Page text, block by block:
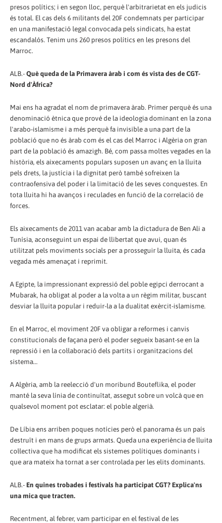
presos polítics; i en segon lloc, perquè l'arbitrarietat en els judicis
és total. El cas dels 6 militants del 20F condemnats per participar
en una manifestació legal convocada pels sindicats, ha estat
escandalós. Tenim uns 260 presos polítics en les presons del
Marroc.
ALB.-Què queda de la Primavera àrab i com és vista des de CGT-
Nord d'Àfrica?
Mai ens ha agradat el nom de primavera àrab. Primer perquè és una
denominació ètnica que prové de la ideologia dominant en la zona
l'arabo-islamisme i a més perquè fa invisible a una part de la
població que no és àrab com és el cas del Marroc i Algèria on gran
part de la població és amazigh. Bé, com passa moltes vegades en la
història, els aixecaments populars suposen un avanç en la lluita
pels drets, la justícia i la dignitat però també sofreixen la
contraofensiva del poder i la limitació de les seves conquestes. En
tota lluita hi ha avanços i reculades en funció de la correlació de
forces.
Els aixecaments de 2011 van acabar amb la dictadura de Ben Ali a
Tunísia, aconseguint un espai de llibertat que avui, quan és
utilitzat pels moviments socials per a prosseguir la lluita, és cada
vegada més amenaçat i reprimit.
A Egipte, la impressionant expressió del poble egipci derrocant a
Mubarak, ha obligat al poder a la volta a un règim militar, buscant
desviar la lluita popular i reduir-la a la dualitat exèrcit-islamisme.
En el Marroc, el moviment 20F va obligar a reformes i canvis
constitucionals de façana però el poder segueix basant-se en la
repressió i en la col·laboració dels partits i organitzacions del
sistema...
A Algèria, amb la reelecció d'un moribund Bouteflika, el poder
manté la seva línia de continuïtat, assegut sobre un volcà que en
qualsevol moment pot esclatar: el poble algerià.
De Líbia ens arriben poques notícies però el panorama és un país
destruït i en mans de grups armats. Queda una experiència de lluita
col·lectiva que ha modificat els sistemes polítiques dominants i
que ara mateix ha tornat a ser controlada per les elits dominants.
ALB.- En quines trobades i festivals ha participat CGT? Explica'ns
una mica que tracten.
Recentment, al febrer, vam participar en el festival de les